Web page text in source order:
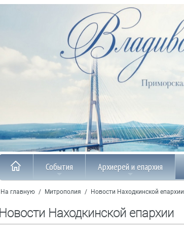
События Архиерей и епархия
На главную / Митрополия / Новости Находкинской епархии
Новости Находкинской епархии